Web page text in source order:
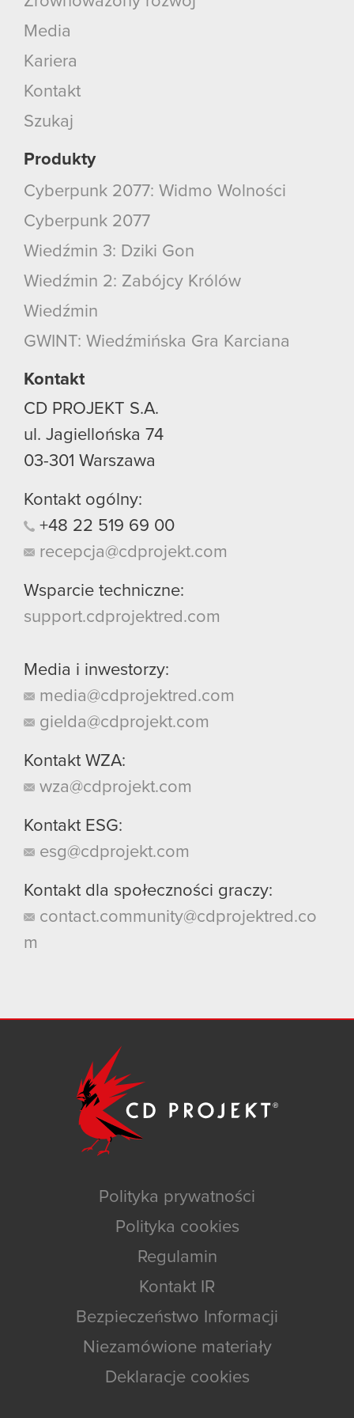
Media
Kariera
Kontakt
Szukaj
Produkty
Cyberpunk 2077: Widmo Wolności
Cyberpunk 2077
Wiedźmin 3: Dziki Gon
Wiedźmin 2: Zabójcy Królów
Wiedźmin
GWINT: Wiedźmińska Gra Karciana
Kontakt
CD PROJEKT S.A.
ul. Jagiellońska 74
03-301 Warszawa
Kontakt ogólny:
+48 22 519 69 00
recepcja@cdprojekt.com
Wsparcie techniczne:
support.cdprojektred.com
Media i inwestorzy:
media@cdprojektred.com
gielda@cdprojekt.com
Kontakt WZA:
wza@cdprojekt.com
Kontakt ESG:
esg@cdprojekt.com
Kontakt dla społeczności graczy:
contact.community@cdprojektred.co
m
Polityka prywatności
Polityka cookies
Regulamin
Kontakt IR
Bezpieczeństwo Informacji
Niezamówione materiały
Deklaracje cookies